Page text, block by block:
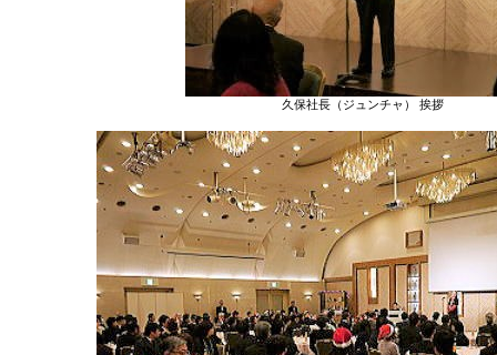
久保社長（ジュンチャ） 挨拶